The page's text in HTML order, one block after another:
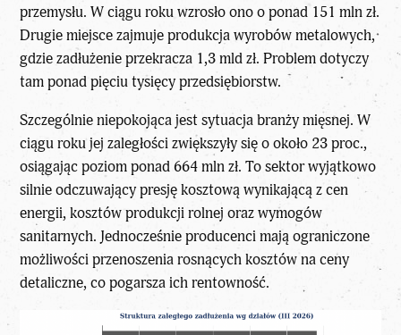
przemysłu. W ciągu roku wzrosło ono o ponad 151 mln zł.
Drugie miejsce zajmuje produkcja wyrobów metalowych,
gdzie zadłużenie przekracza 1,3 mld zł. Problem dotyczy
tam ponad pięciu tysięcy przedsiębiorstw.
Szczególnie niepokojąca jest sytuacja branży mięsnej. W
ciągu roku jej zaległości zwiększyły się o około 23 proc.,
osiągając poziom ponad 664 mln zł. To sektor wyjątkowo
silnie odczuwający presję kosztową wynikającą z cen
energii, kosztów produkcji rolnej oraz wymogów
sanitarnych. Jednocześnie producenci mają ograniczone
możliwości przenoszenia rosnących kosztów na ceny
detaliczne, co pogarsza ich rentowność.